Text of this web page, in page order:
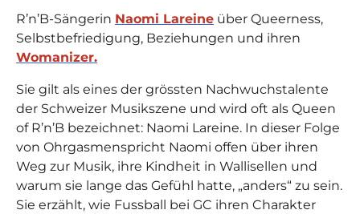
R’n’B-Sängerin Naomi Lareine über Queerness,
Selbstbefriedigung, Beziehungen und ihren
Womanizer.
Sie gilt als eines der grössten Nachwuchstalente
der Schweizer Musikszene und wird oft als Queen
of R’n’B bezeichnet: Naomi Lareine. In dieser Folge
von Ohrgasmenspricht Naomi offen über ihren
Weg zur Musik, ihre Kindheit in Wallisellen und
warum sie lange das Gefühl hatte, „anders“ zu sein.
Sie erzählt, wie Fussball bei GC ihren Charakter